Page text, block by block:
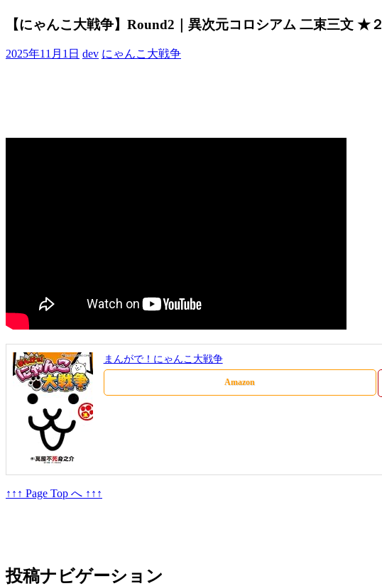
【にゃんこ大戦争】Round2｜異次元コロシアム 二束三文 ★２
2025年11月1日 dev にゃんこ大戦争
まんがで！にゃんこ大戦争
Amazon
↑↑↑ Page Top へ ↑↑↑
投稿ナビゲーション